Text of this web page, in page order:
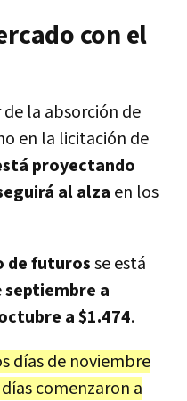
con el
la absorción de
en la licitación de
proyectando
al alza en los
de futurosse está
septiembre a
a $1.474.
días de noviembre
comenzaron a